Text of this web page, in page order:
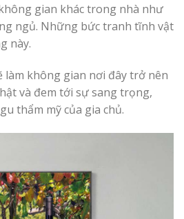
gian khác trong nhà như
ngủ. Những bức tranh tĩnh vật
này.
làm không gian nơi đây trở nên
và đem tới sự sang trọng,
thẩm mỹ của gia chủ.